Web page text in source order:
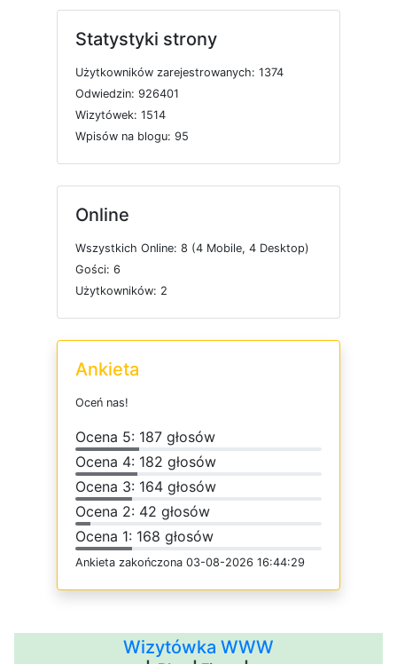
Statystyki strony
Użytkowników zarejestrowanych: 1374
Odwiedzin: 926401
Wizytówek: 1514
Wpisów na blogu: 95
Online
Wszystkich Online: 8 (4 Mobile, 4 Desktop)
Gości: 6
Użytkowników: 2
Ankieta
Oceń nas!
Ocena 5: 187 głosów
Ocena 4: 182 głosów
Ocena 3: 164 głosów
Ocena 2: 42 głosów
Ocena 1: 168 głosów
Ankieta zakończona 03-08-2026 16:44:29
Wizytówka WWW